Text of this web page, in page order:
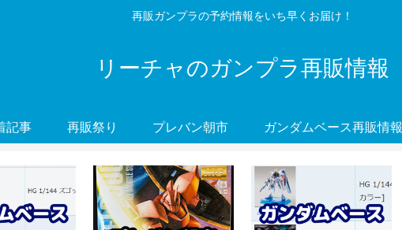
再販ガンプラの予約情報をいち早くお届け！
リーチャのガンプラ再販情報
記事 再販祭り プレバン朝市 ガンダムベース再販情報